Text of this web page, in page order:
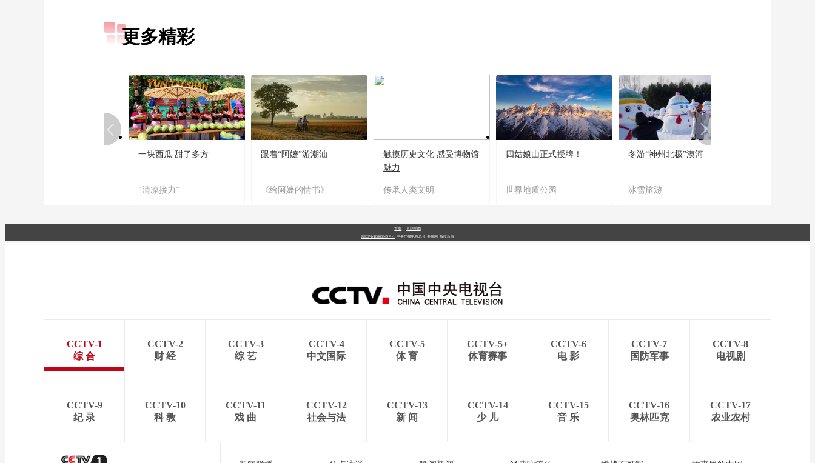
更多精彩
一块西瓜 甜了多方
“清凉接力”
跟着“阿嬷”游潮汕
《给阿嬷的情书》
触摸历史文化 感受博物馆
魅力
传承人类文明
四姑娘山正式授牌！
世界地质公园
冬游“神州北极”漠河
冰雪旅游
首页 全站地图
京ICP备10003349号-1 中央广播电视总台 央视网 版权所有
CCTV-1
综 合
CCTV-2
财 经
CCTV-3
综 艺
CCTV-4
中文国际
CCTV-5
体 育
CCTV-5+
体育赛事
CCTV-6
电 影
CCTV-7
国防军事
CCTV-8
电视剧
CCTV-9
纪 录
CCTV-10
科 教
CCTV-11
戏 曲
CCTV-12
社会与法
CCTV-13
新 闻
CCTV-14
少 儿
CCTV-15
音 乐
CCTV-16
奥林匹克
CCTV-17
农业农村